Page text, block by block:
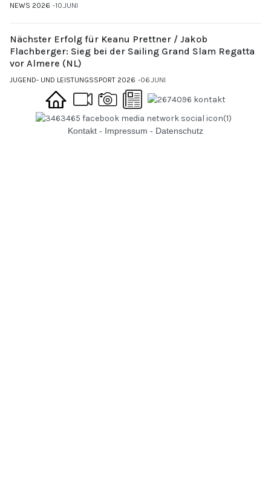
NEWS 2026 10.JUNI
Nächster Erfolg für Keanu Prettner / Jakob
Flachberger: Sieg bei der Sailing Grand Slam Regatta
vor Almere (NL)
JUGEND- UND LEISTUNGSSPORT 2026 06.JUNI
Kontakt - Impressum - Datenschutz